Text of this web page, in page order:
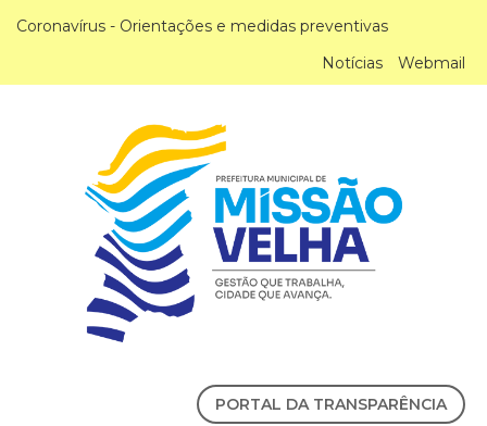
Coronavírus - Orientações e medidas preventivas
Notícias
Webmail
PORTAL DA TRANSPARÊNCIA